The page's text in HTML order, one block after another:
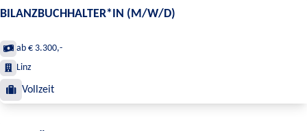
BILANZBUCHHALTER*IN (M/W/D)
ab € 3.300,-
Linz
Vollzeit